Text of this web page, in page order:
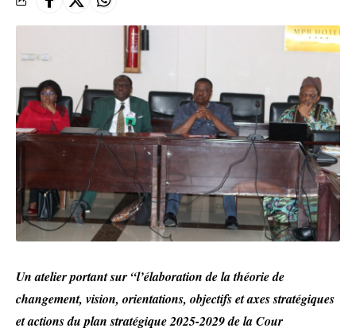
Un atelier portant sur “l’élaboration de la théorie de
changement, vision, orientations, objectifs et axes stratégiques
et actions du plan stratégique 2025-2029 de la Cour